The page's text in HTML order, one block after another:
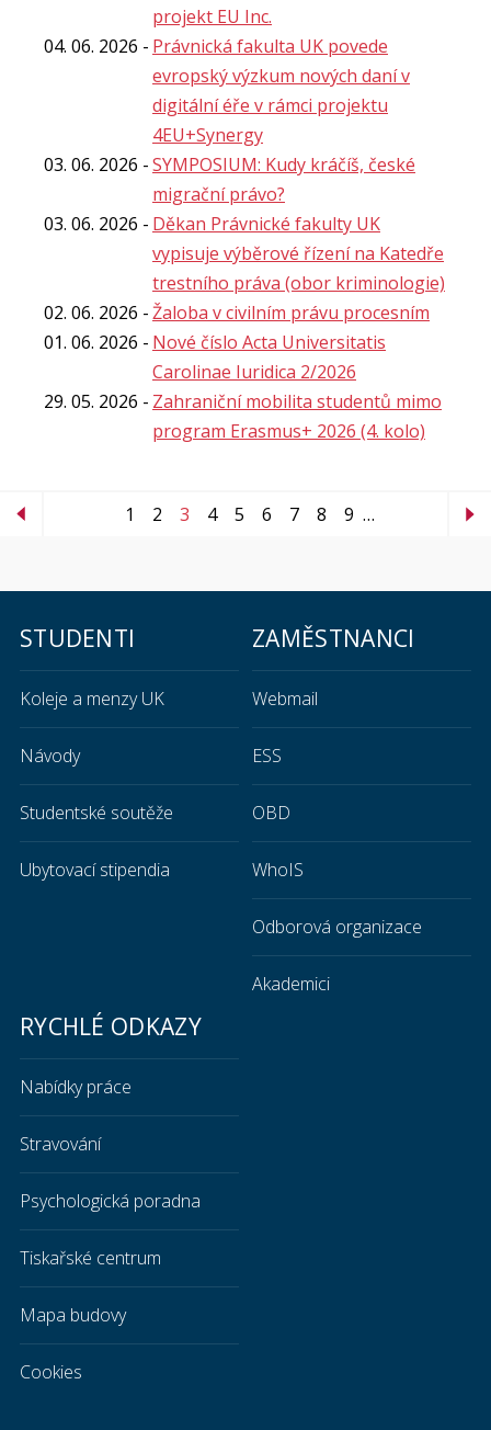
projekt EU Inc.
04. 06. 2026
Právnická fakulta UK povede
evropský výzkum nových daní v
digitální éře v rámci projektu
4EU+Synergy
03. 06. 2026
SYMPOSIUM: Kudy kráčíš, české
migrační právo?
03. 06. 2026
Děkan Právnické fakulty UK
vypisuje výběrové řízení na Katedře
trestního práva (obor kriminologie)
02. 06. 2026
Žaloba v civilním právu procesním
01. 06. 2026
Nové číslo Acta Universitatis
Carolinae Iuridica 2/2026
29. 05. 2026
Zahraniční mobilita studentů mimo
program Erasmus+ 2026 (4. kolo)
1 2 3 4 5 6 7 8 9 …
STUDENTI
Koleje a menzy UK
Návody
Studentské soutěže
Ubytovací stipendia
ZAMĚSTNANCI
Webmail
ESS
OBD
WhoIS
Odborová organizace
Akademici
RYCHLÉ ODKAZY
Nabídky práce
Stravování
Psychologická poradna
Tiskařské centrum
Mapa budovy
Cookies